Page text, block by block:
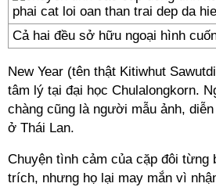
Cả hai đều sở hữu ngoại hình
New Year (tên thật Kitiwhut
tâm lý tại đại học Chulalongkorn.
chàng cũng là người mẫu ảnh,
ở Thái Lan.
Chuyện tình cảm của cặp đôi từng
trích, nhưng họ lại may mắn vì